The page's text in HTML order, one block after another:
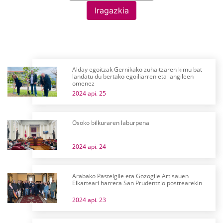
Iragazkia
Alday egoitzak Gernikako zuhaitzaren kimu bat
landatu du bertako egoiliarren eta langileen
omenez
2024 api. 25
Osoko bilkuraren laburpena
2024 api. 24
Arabako Pastelgile eta Gozogile Artisauen
Elkarteari harrera San Prudentzio postrearekin
2024 api. 23